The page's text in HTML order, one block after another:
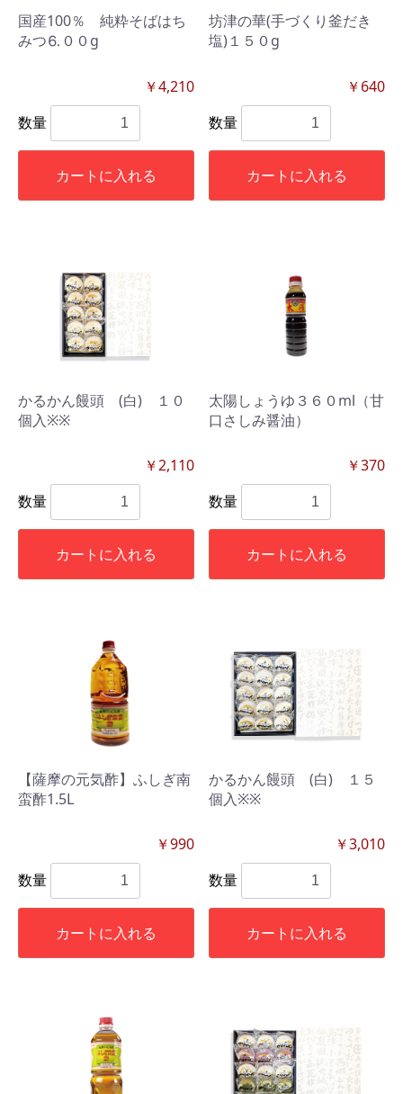
国産100％ 純粋そばはち
みつ⒍００g
￥4,210
数量
カートに入れる
坊津の華(手づくり釜だき
塩)１５０g
￥640
数量
カートに入れる
かるかん饅頭 (白) １０
個入※※
￥2,110
数量
カートに入れる
太陽しょうゆ３６０ml（甘
口さしみ醤油）
￥370
数量
カートに入れる
【薩摩の元気酢】ふしぎ南
蛮酢1.5L
￥990
数量
カートに入れる
かるかん饅頭 (白) １５
個入※※
￥3,010
数量
カートに入れる